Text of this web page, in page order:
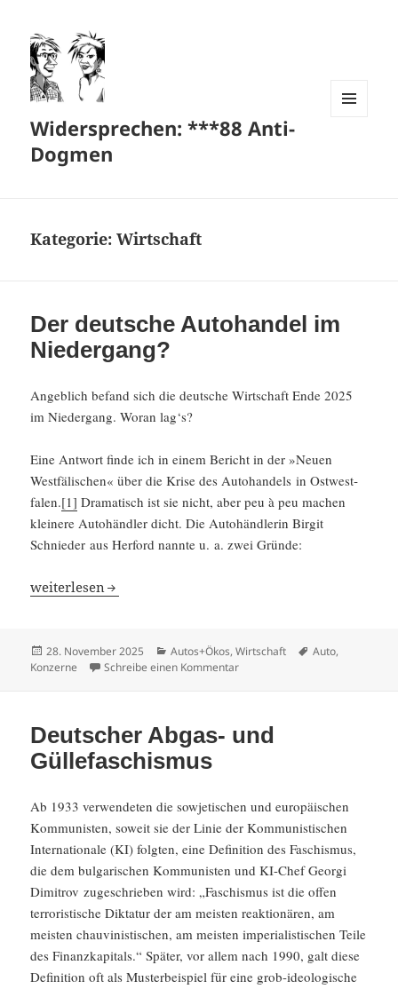
Widersprechen: ***88 Anti-
Dogmen
Kategorie:Wirtschaft
Der deutsche Autohandel im
Niedergang?
Angeb­lich befand sich die deutsche Wirtschaft Ende 2025
im Nieder­gang. Woran lag‘s?
Eine Antwort finde ich in einem Bericht in der »Neuen
Westfä­li­schen« über die Krise des Autohan­dels in Ostwest­
falen.[1] Drama­tisch ist sie nicht, aber peu à peu machen
kleinere Autohändler dicht. Die Autohänd­lerin Birgit
Schnieder aus Herford nannte u. a. zwei Gründe:
Der deutsche Autohandel im Nieder­gang?
weiter­lesen
Veröffentlicht
am
28. November 2025 Kategorien
Autos+Ökos,Wirtschaft Schlagwörter
Auto,
Konzerne
Schreibe einen Kommentarzu Der deutsche Autohandel im
Deutscher Abgas- und
Güllefaschismus
Ab 1933 verwen­deten die sowje­ti­schen und europäi­schen
Kommu­nisten, soweit sie der Linie der Kommu­nis­ti­schen
Inter­na­tio­nale (KI) folgten, eine Defini­tion des Faschismus,
die dem bulga­ri­schen Kommu­nisten und KI-Chef Georgi
Dimitrov zugeschrieben wird: „Faschismus ist die offen
terro­ris­ti­sche Diktatur der am meisten reaktio­nären, am
meisten chauvi­nis­ti­schen, am meisten imperia­lis­ti­schen Teile
des Finanz­ka­pi­tals.“ Später, vor allem nach 1990, galt diese
Defini­tion oft als Muster­bei­spiel für eine grob-ideolo­gi­sche